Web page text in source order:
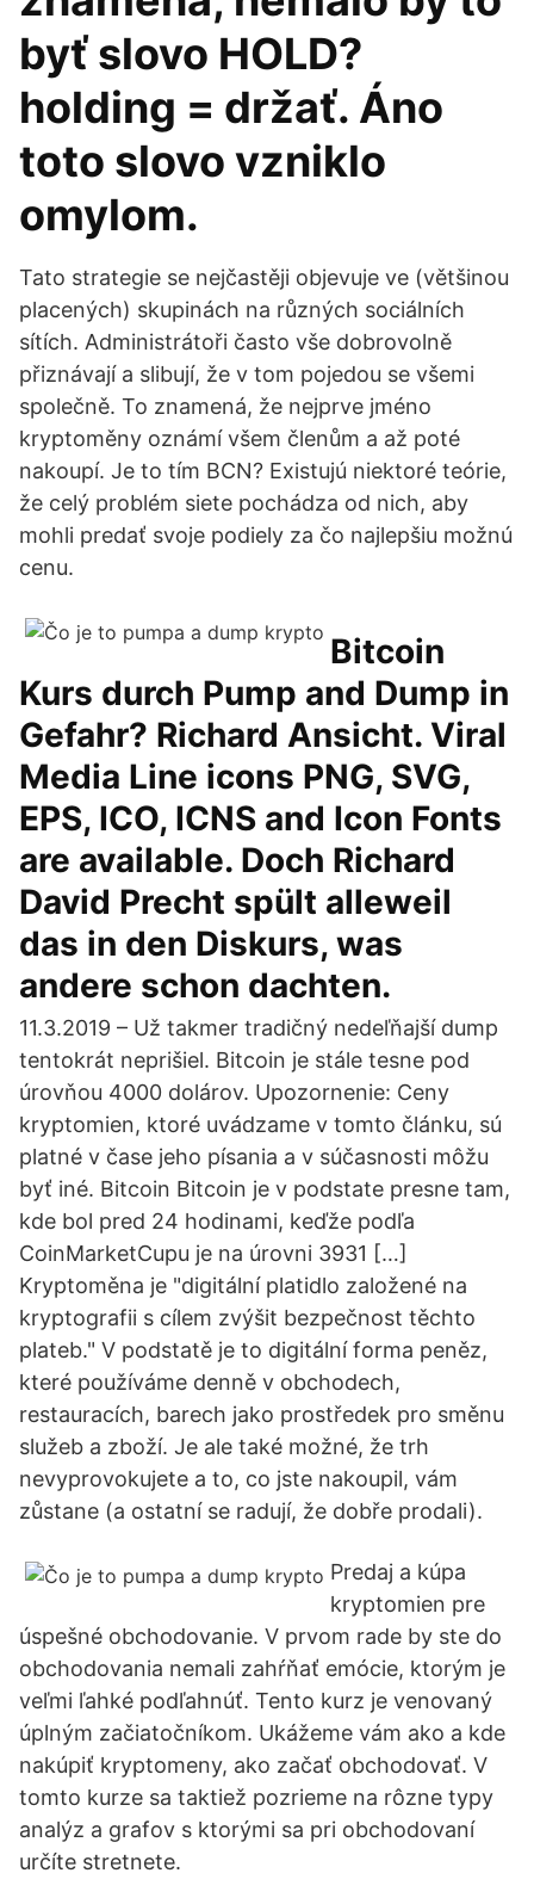
byť slovo HOLD?
holding = držať. Áno
toto slovo vzniklo
omylom.
Tato strategie se nejčastěji objevuje ve (většinou
placených) skupinách na různých sociálních
sítích. Administrátoři často vše dobrovolně
přiznávají a slibují, že v tom pojedou se všemi
společně. To znamená, že nejprve jméno
kryptoměny oznámí všem členům a až poté
nakoupí. Je to tím BCN? Existujú niektoré teórie,
že celý problém siete pochádza od nich, aby
mohli predať svoje podiely za čo najlepšiu možnú
cenu.
Bitcoin
Kurs durch Pump and Dump in
Gefahr? Richard Ansicht. Viral
Media Line icons PNG, SVG,
EPS, ICO, ICNS and Icon Fonts
are available. Doch Richard
David Precht spült alleweil
das in den Diskurs, was
andere schon dachten.
11.3.2019 – Už takmer tradičný nedeľňajší dump
tentokrát neprišiel. Bitcoin je stále tesne pod
úrovňou 4000 dolárov. Upozornenie: Ceny
kryptomien, ktoré uvádzame v tomto článku, sú
platné v čase jeho písania a v súčasnosti môžu
byť iné. Bitcoin Bitcoin je v podstate presne tam,
kde bol pred 24 hodinami, keďže podľa
CoinMarketCupu je na úrovni 3931 […]
Kryptoměna je "digitální platidlo založené na
kryptografii s cílem zvýšit bezpečnost těchto
plateb." V podstatě je to digitální forma peněz,
které používáme denně v obchodech,
restauracích, barech jako prostředek pro směnu
služeb a zboží. Je ale také možné, že trh
nevyprovokujete a to, co jste nakoupil, vám
zůstane (a ostatní se radují, že dobře prodali).
Predaj a kúpa
kryptomien pre
úspešné obchodovanie. V prvom rade by ste do
obchodovania nemali zahŕňať emócie, ktorým je
veľmi ľahké podľahnúť. Tento kurz je venovaný
úplným začiatočníkom. Ukážeme vám ako a kde
nakúpiť kryptomeny, ako začať obchodovať. V
tomto kurze sa taktiež pozrieme na rôzne typy
analýz a grafov s ktorými sa pri obchodovaní
určíte stretnete.